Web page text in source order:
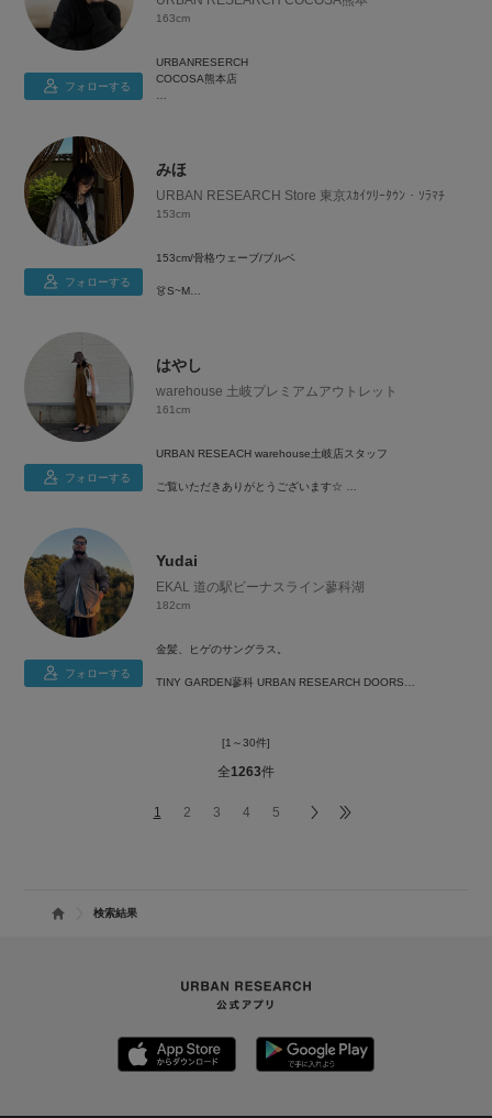
163cm
フォローする
URBANRESERCH
COCOSA熊本店
みほ
URBAN RESEARCH Store 東京ｽｶｲﾂﾘｰﾀｳﾝ・ｿﾗﾏﾁ
153cm
フォローする
153cm/骨格ウェーブ/ブルベ
👗S~M
スカートスタイル多めです◎
はやし
warehouse 土岐プレミアムアウトレット
161cm
フォローする
URBAN RESEACH warehouse土岐店スタッフ
ご覧いただきありがとうございます☆
【フォローする♡+】ボタンを押して頂くと
トップメニュー(お気に入り)から
質問、フォロー、気軽にしてくだそさい。
素敵なお買いもののお手伝いができれば幸いです。
ーーーーーーーー
Yudai
EKAL 道の駅ビーナスライン蓼科湖
182cm
フォローする
金髪、ヒゲのサングラス。
TINY GARDEN蓼科 URBAN RESEARCH DOORS
[1～30件]
全1263件
1 2 3 4 5
検索結果